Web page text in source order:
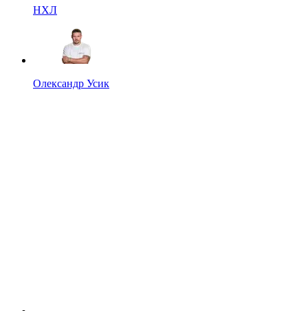
НХЛ
Олександр Усик